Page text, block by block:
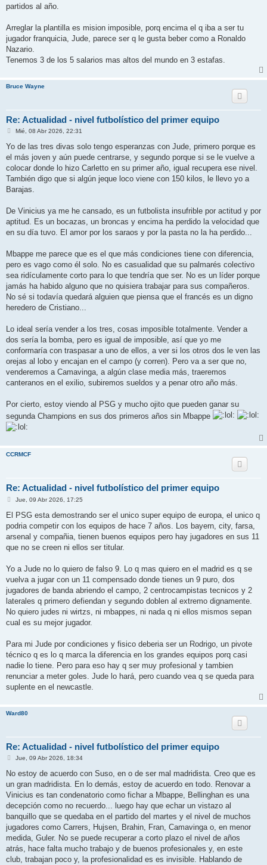
partidos al año.
Arreglar la plantilla es mision imposible, porq encima el q iba a ser tu
jugador franquicia, Jude, parece ser q le gusta beber como a Ronaldo
Nazario.
Tenemos 3 de los 5 salarios mas altos del mundo en 3 estafas.
Bruce Wayne
Re: Actualidad - nivel futbolístico del primer equipo
M
n
a
j
Mié, 08 Abr 2026, 22:31
Yo de las tres divas solo tengo esperanzas con Jude, primero porque es
el más joven y aún puede centrarse, y segundo porque si se le vuelve a
colocar donde lo hizo Carletto en su primer año, igual recupera ese nivel.
También digo que si algún jeque loco viene con 150 kilos, le llevo yo a
Barajas.
De Vinicius ya me he cansado, es un futbolista insufrible por actitud y por
aptitud. Es un bocazas, un broncas y encima ha perdido la velocidad que
en su día tuvo. El amor por los saraos y por la pasta no la ha perdido...
Mbappe me parece que es el que más condiciones tiene con diferencia,
pero es vago como él solo. No es casualidad que su palmarés colectivo
sea ridículamente corto para lo que tendría que ser. No es un líder porque
jamás ha habido alguno que no quisiera trabajar para sus compañeros.
No sé si todavía quedará alguien que piensa que el francés es un digno
heredero de Cristiano...
Lo ideal sería vender a los tres, cosas imposible totalmente. Vender a
dos sería la bomba, pero es igual de imposible, así que yo me
conformaría con traspasar a uno de ellos, a ver si los otros dos le ven las
orejas al lobo y encajan en el campo (y corren). Pero va a ser que no,
venderemos a Camavinga, a algún clase media más, traeremos
canteranos en el exilio, subiremos sueldos y a penar otro año más.
Por cierto, estoy viendo al PSG y mucho ojito que pueden ganar su
segunda Champions en sus dos primeros años sin Mbappe
CCRMCF
Re: Actualidad - nivel futbolístico del primer equipo
M
n
a
j
Jue, 09 Abr 2026, 17:25
El PSG esta demostrando ser el unico super equipo de europa, el unico q
podria competir con los equipos de hace 7 años. Los bayern, city, farsa,
arsenal y compañia, tienen buenos equipos pero hay jugadores en sus 11
que no se creen ni ellos ser titular.
Yo a Jude no lo quiero de falso 9. Lo q mas quiero en el madrid es q se
vuelva a jugar con un 11 compensado donde tienes un 9 puro, dos
jugadores de banda abriendo el campo, 2 centrocampistas tecnicos y 2
laterales q primero defiendan y segundo doblen al extremo dignamente.
No quiero judes ni wirtzs, ni mbappes, ni nada q ni ellos mismos sepan
cual es su mejor jugador.
Para mi Jude por condiciones y fisico deberia ser un Rodrigo, un pivote
técnico q es lo q marca la diferencia en los grandes equipos porq casi
nadie lo tiene. Pero para eso hay q ser muy profesional y tambien
renunciar a meter goles. Jude lo hará, pero cuando vea q se queda para
suplente en el newcastle.
Ward80
Re: Actualidad - nivel futbolístico del primer equipo
M
n
a
j
Jue, 09 Abr 2026, 18:34
No estoy de acuerdo con Suso, en o de ser mal madridista. Creo que es
un gran madridista. En lo demás, estoy de acuerdo en todo. Renovar a
Vinicius es tan condenatorio como fichar a Mbappe, Bellinghan es una
decepción como no recuerdo... luego hay que echar un vistazo al
banquillo que se quedaba en el partido del martes y el nivel de muchos
jugadores como Carrers, Hujsen, Brahin, Fran, Camavinga o, en menor
medida, Guler. No se puede recuperar a corto plazo el nivel de años
atrás, hace falta mucho trabajo y de buenos profesionales y, en este
club, trabajan poco y, la profesionalidad es es invisible. Hablando de